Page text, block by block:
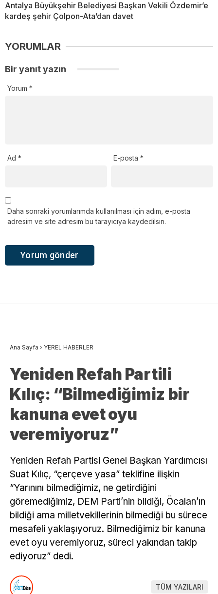
Antalya Büyükşehir Belediyesi Başkan Vekili Özdemir’e
kardeş şehir Çolpon-Ata’dan davet
YORUMLAR
Bir yanıt yazın
Yorum *
Ad * E-posta*
Daha sonraki yorumlarımda kullanılması için adım, e-posta
adresim ve site adresim bu tarayıcıya kaydedilsin.
Ana Sayfa › YEREL HABERLER
Yeniden Refah Partili
Kılıç: “Bilmediğimiz bir
kanuna evet oyu
veremiyoruz”
Yeniden Refah Partisi Genel Başkan Yardımcısı
Suat Kılıç, “çerçeve yasa” teklifine ilişkin
“Yarınını bilmediğimiz, ne getirdiğini
göremediğimiz, DEM Parti’nin bildiği, Öcalan’ın
bildiği ama milletvekillerinin bilmediği bu sürece
mesafeli yaklaşıyoruz. Bilmediğimiz bir kanuna
evet oyu veremiyoruz, süreci yakından takip
ediyoruz” dedi.
TÜM YAZILARI